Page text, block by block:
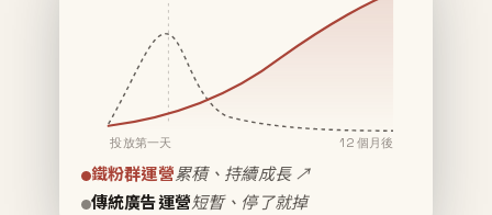
投放第一天 12 個月後
鐵粉群運營累積、持續成長 ↗
傳統廣告運營短暫、停了就掉